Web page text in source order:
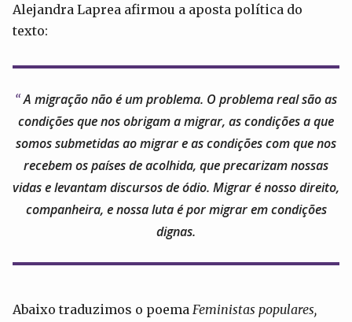
Alejandra Laprea afirmou a aposta política do
texto:
A migração não é um problema. O problema real são as
condições que nos obrigam a migrar, as condições a que
somos submetidas ao migrar e as condições com que nos
recebem os países de acolhida, que precarizam nossas
vidas e levantam discursos de ódio. Migrar é nosso direito,
companheira, e nossa luta é por migrar em condições
dignas.
Abaixo traduzimos o poema Feministas populares,